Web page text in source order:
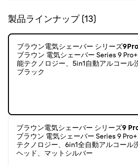
製品ラインナップ(13)
ブラウン電気シェーバー シリーズ
ブラウン 電気シェーバー Series 9
能テクノロジー、5in1自動アルコール
ブラック
ブラウン電気シェーバー シリーズ9
ブラウン 電気シェーバー Series 9
テクノロジー、6in1全自動アルコール
ヘッド、マットシルバー